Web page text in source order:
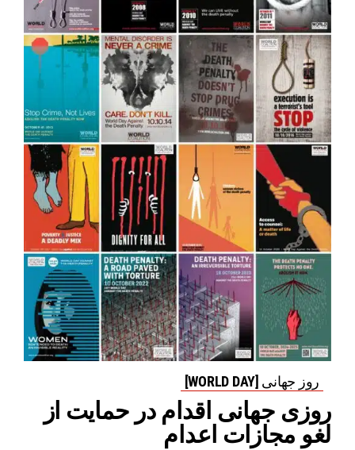
روز جهانی [WORLD DAY]
روزی جهانی اقدام در حمایت از
لغو مجازات اعدام